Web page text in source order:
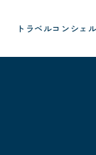
トラベルコンシェ